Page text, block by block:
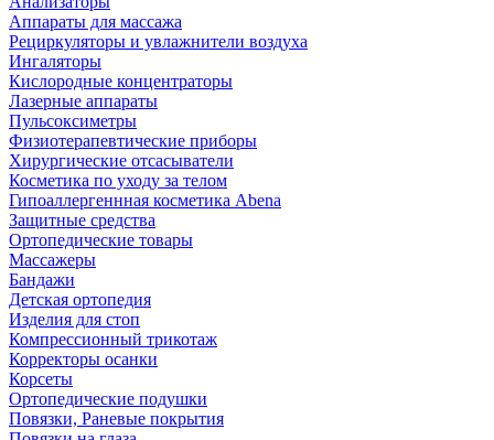
Аппараты для массажа
Рециркуляторы и увлажнители воздуха
Ингаляторы
Кислородные концентраторы
Лазерные аппараты
Пульсоксиметры
Физиотерапевтические приборы
Хирургические отсасыватели
Косметика по уходу за телом
Гипоаллергеннная косметика Abena
Защитные средства
Ортопедические товары
Массажеры
Бандажи
Детская ортопедия
Изделия для стоп
Компрессионный трикотаж
Корректоры осанки
Корсеты
Ортопедические подушки
Повязки, Раневые покрытия